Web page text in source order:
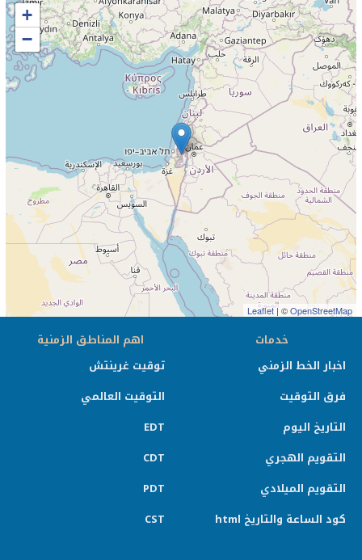
+
−
Leaflet| ©OpenStreetMap
خدمات
اخبار الخط الزمني
فرق التوقيت
التاريخ اليوم
التقويم الهجري
التقويم الميلادي
كود الساعة والتاريخ html
اهم المناطق الزمنية
توقيت غرينتش
التوقيت العالمي
EDT
CDT
PDT
CST